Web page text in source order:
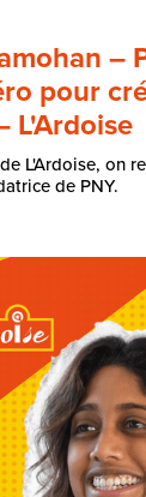
–
pour
L'Ardoise
L'Ardoise, on
de PNY.